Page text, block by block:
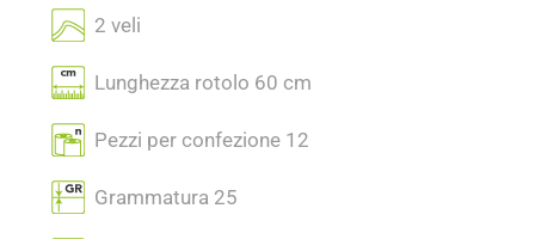
2 veli
Lunghezza rotolo 60 cm
Pezzi per confezione 12
Grammatura 25